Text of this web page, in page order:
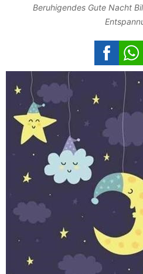
Beruhigendes Gute Nacht